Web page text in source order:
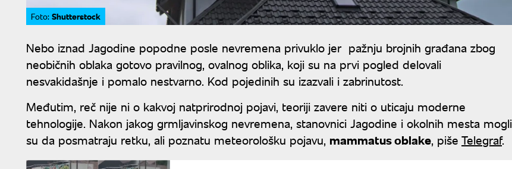
Foto: Shutterstock
Nebo iznad Jagodine popodne posle nevremena privuklo jer pažnju brojnih građana zbog
neobičnih oblaka gotovo pravilnog, ovalnog oblika, koji su na prvi pogled delovali
nesvakidašnje i pomalo nestvarno. Kod pojedinih su izazvali i zabrinutost.
Međutim, reč nije ni o kakvoj natprirodnoj pojavi, teoriji zavere niti o uticaju moderne
tehnologije. Nakon jakog grmljavinskog nevremena, stanovnici Jagodine i okolnih mesta mogli
su da posmatraju retku, ali poznatu meteorološku pojavu, mammatus oblake, piše Telegraf.